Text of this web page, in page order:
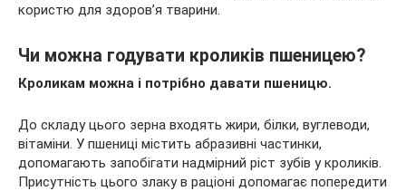
користю для здоров’я тварини.
Чи можна годувати кроликів пшеницею?
Кроликам можна і потрібно давати пшеницю.
До складу цього зерна входять жири, білки, вуглеводи,
вітаміни. У пшениці містить абразивні частинки,
допомагають запобігати надмірний ріст зубів у кроликів.
Присутність цього злаку в раціоні допомагає попередити